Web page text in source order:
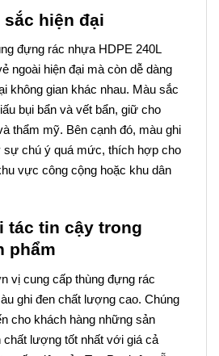
hiện đại
đựng rác nhựa HDPE 240L
ngoài hiện đại mà còn dễ dàng
không gian khác nhau. Màu sắc
bụi bẩn và vết bẩn, giữ cho
thẩm mỹ. Bên cạnh đó, màu ghi
sự chú ý quá mức, thích hợp cho
vực công cộng hoặc khu dân
tác tin cậy trong
phẩm
vị cung cấp thùng đựng rác
ghi đen chất lượng cao. Chúng
cho khách hàng những sản
chất lượng tốt nhất với giá cả